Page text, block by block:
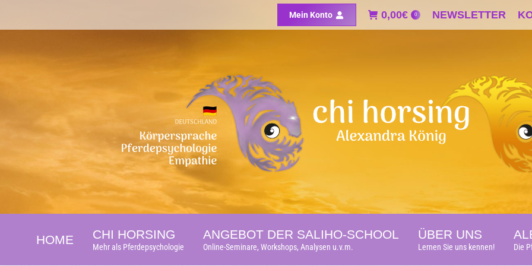
Mein Konto 0,00€ 0 NEWSLETTER
HOME CHI HORSING
Mehr als Pferdepsychologie
ANGEBOT DER SALIHO-SCHOOL
Online-Seminare, Workshops, Analysen u.v.m.
ÜBER UNS
Lernen Sie uns kennen! Die
Mein Konto 0,00€ 0 NEWSLETTER
HOME CHI HORSING